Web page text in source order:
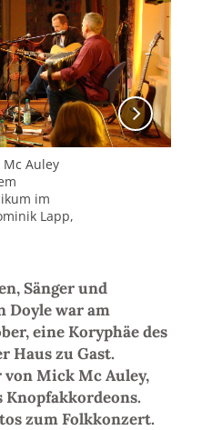
Mc Auley
im
Lapp,
Sänger und
Doyle war am
eine Koryphäe des
Haus zu Gast.
Mick Mc Auley,
zum Folkkonzert.